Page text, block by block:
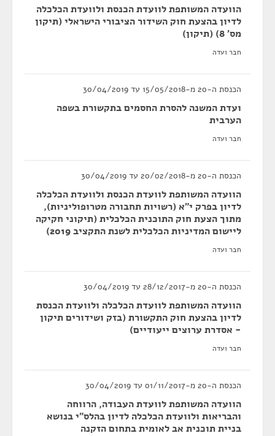
הוועדה המשותפת לוועדת הכנסת ולוועדת הכלכלה
לדיון בהצעת חוק השידור הציבורי הישראלי (תיקון
מס' 8) (תיקון)
חבר ועדה
הכנסת ה-20 מ-15/05/2018 עד 30/04/2019
ועדת המשנה להסרת החסמים בתקשורת בשפה
הערבית
חבר ועדה
הכנסת ה-20 מ-20/02/2018 עד 30/04/2019
הוועדה המשותפת לוועדת הכנסת ולוועדת הכלכלה
לדיון בפרק י"א (רשויות תחבורה מטרופוליניות),
מתוך הצעת חוק התוכנית הכלכלית (תיקוני חקיקה
ליישום המדיניות הכלכלית לשנת התקציב 2019)
חבר ועדה
הכנסת ה-20 מ-28/12/2017 עד 30/04/2019
הוועדה המשותפת לוועדת הכלכלה ולוועדת הכנסת
לדיון בהצעת חוק התקשורת (בזק ושידורים תיקון
- אסדרת ערוצים ייעודיים)
חבר ועדה
הכנסת ה-20 מ-01/11/2017 עד 30/04/2019
הוועדה המשותפת לוועדת העבודה, הרווחה
והבריאות ולוועדת הכלכלה לדיון בהלס"י בנושא
בניית תוכנית אב לאומית בתחום הזקנה